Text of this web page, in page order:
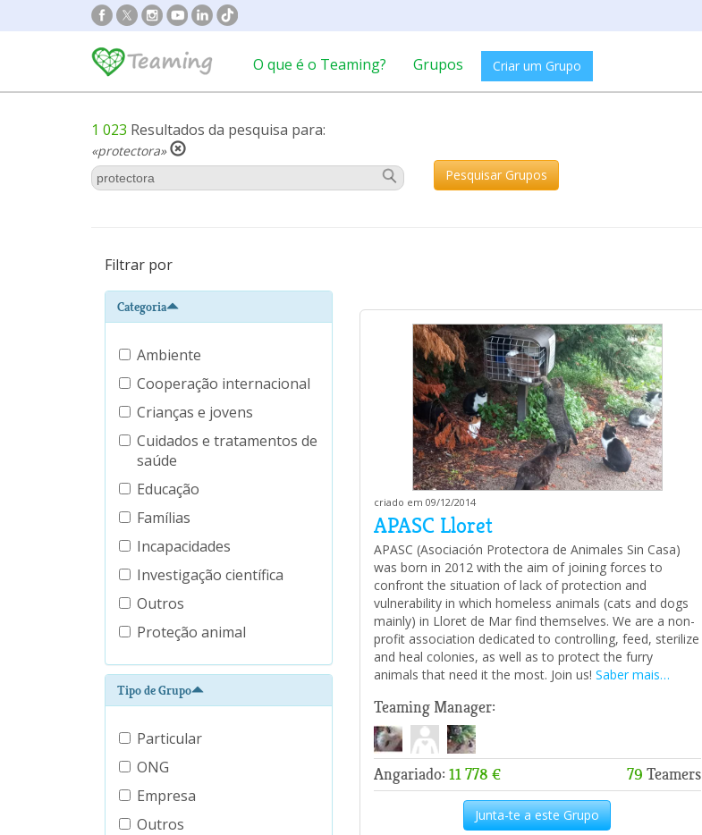
O que é o Teaming? Grupos Criar um Grupo
1 023 Resultados da pesquisa para:
«protectora»
Pesquisar Grupos
Filtrar por
Categoria
Ambiente
Cooperação internacional
Crianças e jovens
Cuidados e tratamentos de
saúde
Educação
Famílias
Incapacidades
Investigação científica
Outros
Proteção animal
Tipo de Grupo
Particular
ONG
Empresa
Outros
criado em 09/12/2014
APASC Lloret
APASC (Asociación Protectora de Animales Sin Casa)
was born in 2012 with the aim of joining forces to
confront the situation of lack of protection and
vulnerability in which homeless animals (cats and dogs
mainly) in Lloret de Mar find themselves. We are a non-
profit association dedicated to controlling, feed, sterilize
and heal colonies, as well as to protect the furry
animals that need it the most. Join us! Saber mais…
Teaming Manager:
Angariado: 11 778 € 79 Teamers
Junta-te a este Grupo